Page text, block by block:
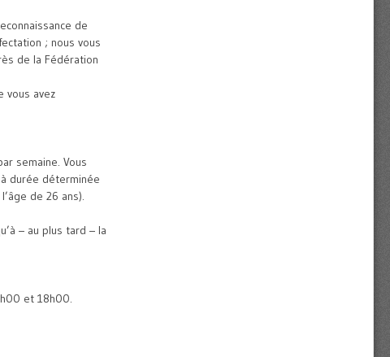
de
; nous vous
de la Fédération
vous avez
semaine. Vous
durée déterminée
de 26 ans).
– au plus tard – la
et 18h00.